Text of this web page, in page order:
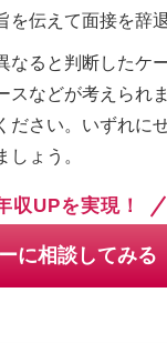
伝えて面接を辞
ると判断したケ
などが考えられ
さい。いずれに
ょう。
収UPを実現！
に相談してみる